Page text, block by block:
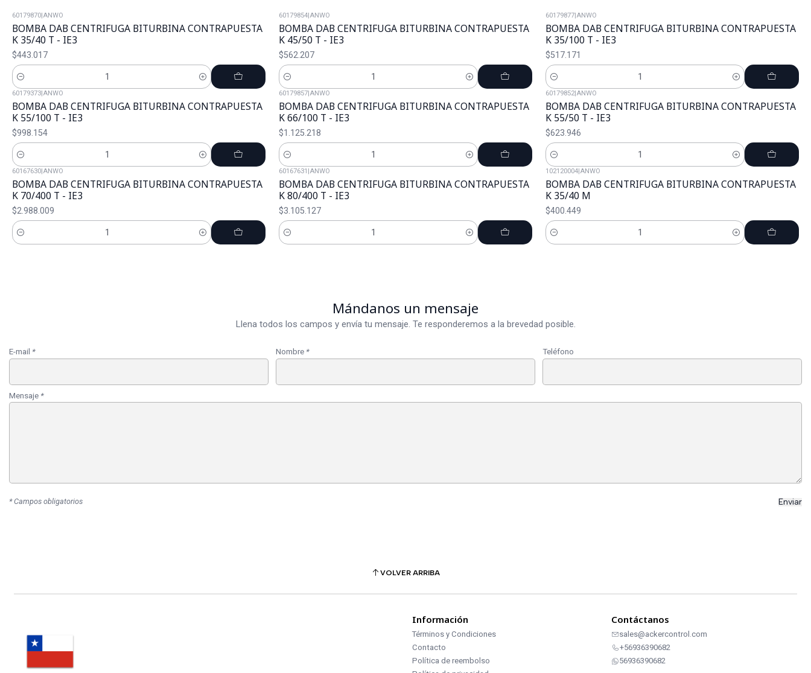
60179870|ANWO
BOMBA DAB CENTRIFUGA BITURBINA CONTRAPUESTA
K 35/40 T - IE3
$443.017
Cantidad
60179854|ANWO
BOMBA DAB CENTRIFUGA BITURBINA CONTRAPUESTA
K 45/50 T - IE3
$562.207
Cantidad
60179877|ANWO
BOMBA DAB CENTRIFUGA BITURBINA CONTRAPUESTA
K 35/100 T - IE3
$517.171
Cantidad
60179373|ANWO
BOMBA DAB CENTRIFUGA BITURBINA CONTRAPUESTA
K 55/100 T - IE3
$998.154
Cantidad
60179857|ANWO
BOMBA DAB CENTRIFUGA BITURBINA CONTRAPUESTA
K 66/100 T - IE3
$1.125.218
Cantidad
60179852|ANWO
BOMBA DAB CENTRIFUGA BITURBINA CONTRAPUESTA
K 55/50 T - IE3
$623.946
Cantidad
60167630|ANWO
BOMBA DAB CENTRIFUGA BITURBINA CONTRAPUESTA
K 70/400 T - IE3
$2.988.009
Cantidad
60167631 |ANWO
BOMBA DAB CENTRIFUGA BITURBINA CONTRAPUESTA
K 80/400 T - IE3
$3.105.127
Cantidad
102120004|ANWO
BOMBA DAB CENTRIFUGA BITURBINA CONTRAPUESTA
K 35/40 M
$400.449
Cantidad
Mándanos un mensaje
Llena todos los campos y envía tu mensaje. Te responderemos a la brevedad posible.
E-mail * Nombre * Teléfono
Mensaje *
* Campos obligatorios
VOLVER ARRIBA
Información
Términos y Condiciones
Contacto
Política de reembolso
Contáctanos
sales@ackercontrol.com
+56936390682
56936390682